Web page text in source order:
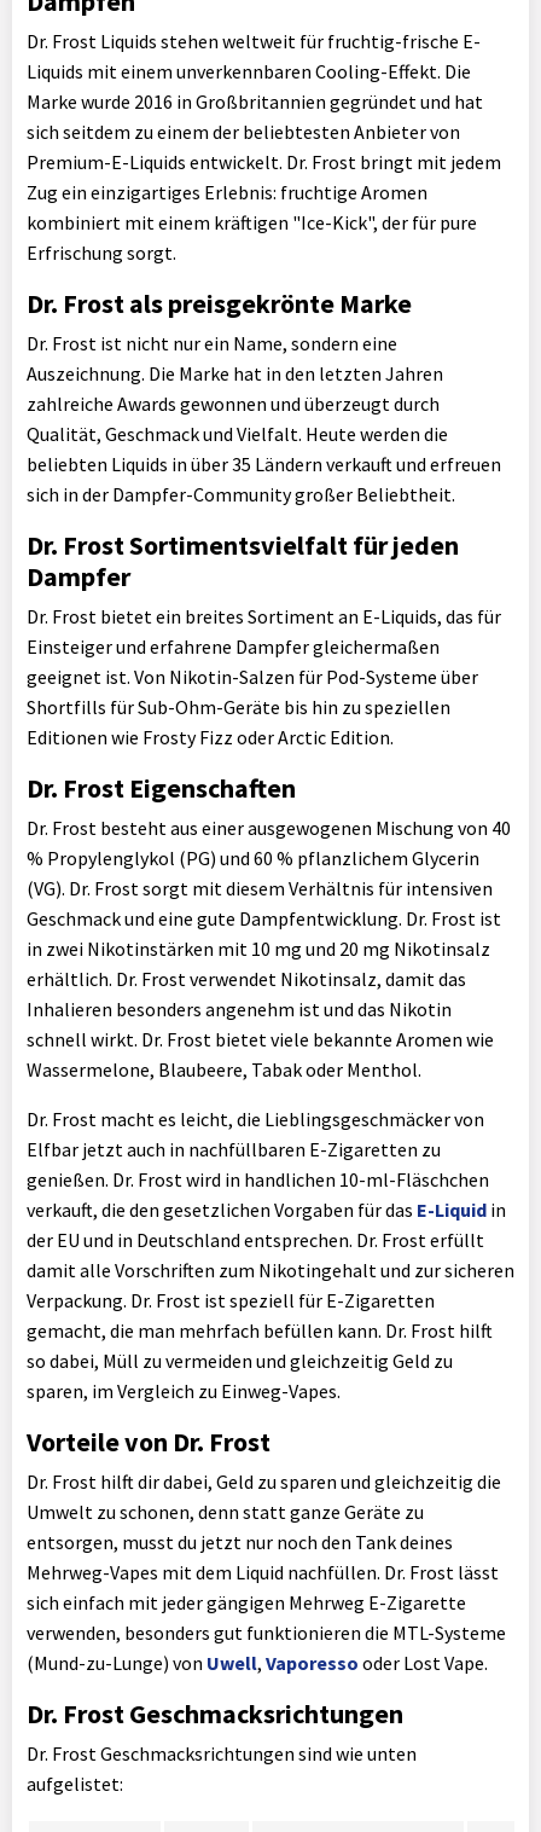
Dr. Frost Liquids stehen weltweit für fruchtig-frische E-
Liquids mit einem unverkennbaren Cooling-Effekt. Die
Marke wurde 2016 in Großbritannien gegründet und hat
sich seitdem zu einem der beliebtesten Anbieter von
Premium-E-Liquids entwickelt. Dr. Frost bringt mit jedem
Zug ein einzigartiges Erlebnis: fruchtige Aromen
kombiniert mit einem kräftigen "Ice-Kick", der für pure
Erfrischung sorgt.
Dr. Frost als preisgekrönte Marke
Dr. Frost ist nicht nur ein Name, sondern eine
Auszeichnung. Die Marke hat in den letzten Jahren
zahlreiche Awards gewonnen und überzeugt durch
Qualität, Geschmack und Vielfalt. Heute werden die
beliebten Liquids in über 35 Ländern verkauft und erfreuen
sich in der Dampfer-Community großer Beliebtheit.
Dr. Frost Sortimentsvielfalt für jeden
Dampfer
Dr. Frost bietet ein breites Sortiment an E-Liquids, das für
Einsteiger und erfahrene Dampfer gleichermaßen
geeignet ist. Von Nikotin-Salzen für Pod-Systeme über
Shortfills für Sub-Ohm-Geräte bis hin zu speziellen
Editionen wie Frosty Fizz oder Arctic Edition.
Dr. Frost Eigenschaften
Dr. Frost besteht aus einer ausgewogenen Mischung von 40
% Propylenglykol (PG) und 60 % pflanzlichem Glycerin
(VG). Dr. Frost sorgt mit diesem Verhältnis für intensiven
Geschmack und eine gute Dampfentwicklung. Dr. Frost ist
in zwei Nikotinstärken mit 10 mg und 20 mg Nikotinsalz
erhältlich. Dr. Frost verwendet Nikotinsalz, damit das
Inhalieren besonders angenehm ist und das Nikotin
schnell wirkt. Dr. Frost bietet viele bekannte Aromen wie
Wassermelone, Blaubeere, Tabak oder Menthol.
Dr. Frost macht es leicht, die Lieblingsgeschmäcker von
Elfbar jetzt auch in nachfüllbaren E-Zigaretten zu
genießen. Dr. Frost wird in handlichen 10-ml-Fläschchen
verkauft, die den gesetzlichen Vorgaben für das E-Liquid in
der EU und in Deutschland entsprechen. Dr. Frost erfüllt
damit alle Vorschriften zum Nikotingehalt und zur sicheren
Verpackung. Dr. Frost ist speziell für E-Zigaretten
gemacht, die man mehrfach befüllen kann. Dr. Frost hilft
so dabei, Müll zu vermeiden und gleichzeitig Geld zu
sparen, im Vergleich zu Einweg-Vapes.
Vorteile von Dr. Frost
Dr. Frost hilft dir dabei, Geld zu sparen und gleichzeitig die
Umwelt zu schonen, denn statt ganze Geräte zu
entsorgen, musst du jetzt nur noch den Tank deines
Mehrweg-Vapes mit dem Liquid nachfüllen. Dr. Frost lässt
sich einfach mit jeder gängigen Mehrweg E-Zigarette
verwenden, besonders gut funktionieren die MTL-Systeme
(Mund-zu-Lunge) von Uwell, Vaporesso oder Lost Vape.
Dr. Frost Geschmacksrichtungen
Dr. Frost Geschmacksrichtungen sind wie unten
aufgelistet: